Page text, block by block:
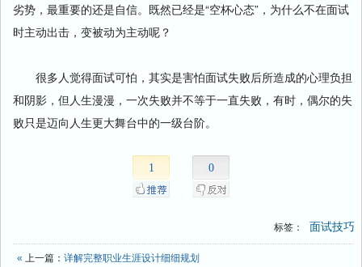
劣势，最重要的还是自信。既然已经是“空杯心态”，为什么不在面试
时主动出击，变被动为主动呢？
很多人觉得面试可怕，其实是害怕面试失败后所造成的心理负担
和阴影，但人生漫漫，一次失败并不等于一直失败，有时，偶尔的失
败只是迈向人生更大舞台中的一级台阶。
1 0
标签： 面试技巧
« 上一篇： 详解完整职业生涯设计细细规划